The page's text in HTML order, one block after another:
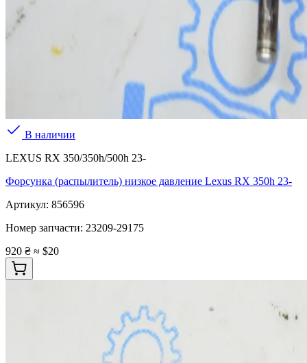
В наличии
LEXUS RX 350/350h/500h 23-
Форсунка (распылитель) низкое давление Lexus RX 350h 23-
Артикул: 856596
Номер запчасти: 23209-29175
920 ₴ ≈ $20